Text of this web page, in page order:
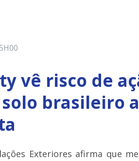
vê risco de
solo brasileiro
Exteriores afirma que